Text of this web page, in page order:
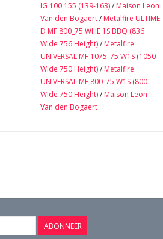
IG 100.155 (139-163)/ Maison Leon
Van den Bogaert/ Metalfire ULTIME
D MF 800_75 WHE 1S BBQ (836
Wide 756 Height)/ Metalfire
UNIVERSAL MF 1075_75 W1S (1050
Wide 750 Height)/ Metalfire
UNIVERSAL MF 800_75 W1S (800
Wide 750 Height)/ Maison Leon
Van den Bogaert
ABONNEER